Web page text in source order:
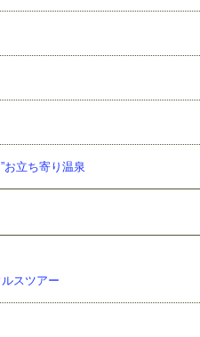
立ち寄り温泉
スツアー